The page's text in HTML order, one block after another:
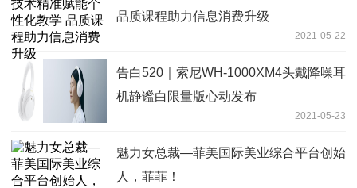
品质课程助力信息消费升级
2021-05-22
告白520｜索尼WH-1000XM4头戴降噪耳
机静谧白限量版心动发布
2021-05-23
魅力女总裁—菲美国际美业综合平台创始
人，菲菲！